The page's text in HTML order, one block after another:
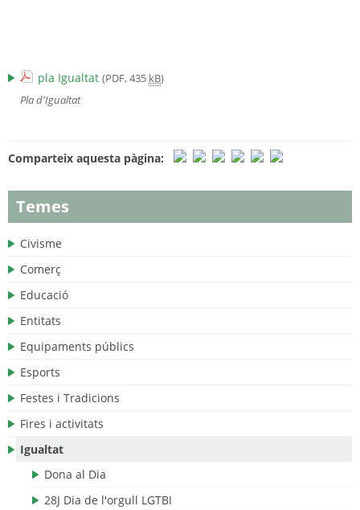
Temes
Civisme
Comerç
Educació
Entitats
Equipaments públics
Esports
Festes i Tradicions
Fires i activitats
Igualtat
Dona al Dia
28J Dia de l'orgull LGTBI
pla Igualtat (PDF, 435 kB)
Pla d'Igualtat
Comparteix aquesta pàgina: